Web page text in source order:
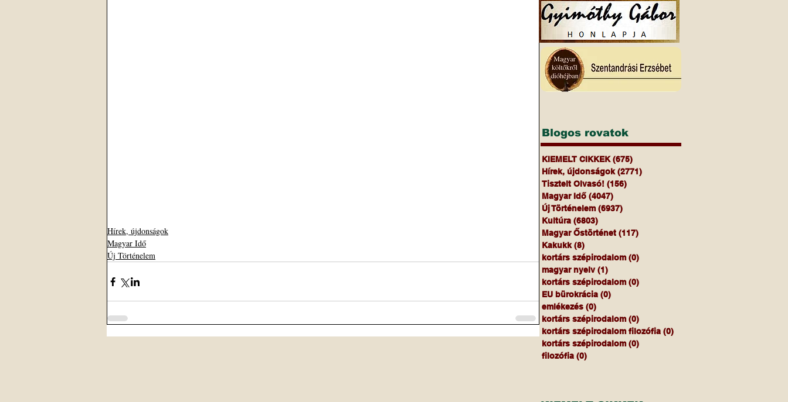
Hírek, újdonságok
Magyar Idő
Új Történelem
Blogos rovatok
KIEMELT CIKKEK (675)
Hírek, újdonságok (2771)
Tisztelt Olvasó! (156)
Magyar Idő (4047)
Új Történelem (6937)
Kultúra (6803)
Magyar Őstörténet (117)
Kakukk (8)
kortárs szépirodalom (0)
magyar nyelv (1)
kortárs szépirodalom (0)
EU bürokrácia (0)
emlékezés (0)
kortárs szépirodalom (0)
kortárs szépirodalom filozófia (0)
kortárs szépirodalom (0)
filozófia (0)